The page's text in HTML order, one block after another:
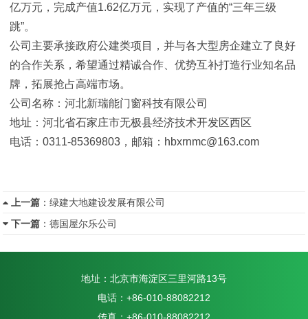
亿万元，完成产值1.62亿万元，实现了产值的“三年三级
跳”。
公司主要承接政府公建类项目，并与各大型房企建立了良好
的合作关系，希望通过精诚合作、优势互补打造行业知名品
牌，拓展抢占高端市场。
公司名称：河北新瑞能门窗科技有限公司
地址：河北省石家庄市无极县经济技术开发区西区
电话：0311-85369803，邮箱：hbxrnmc@163.com
上一篇 ：绿建大地建设发展有限公司
下一篇 ：德国屋尔乐公司
地址：北京市海淀区三里河路13号
电话：+86-010-88082212